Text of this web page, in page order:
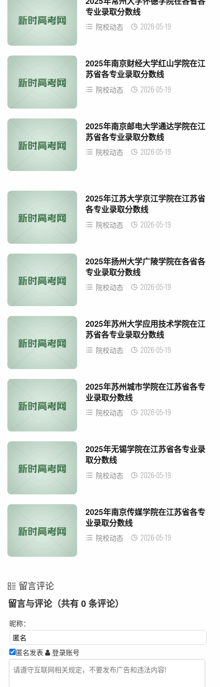
专业录取分数线
院校动态 2026-05-19
2025年南京财经大学红山学院在江
苏省各专业录取分数线
院校动态 2026-05-19
2025年南京邮电大学通达学院在江
苏省各专业录取分数线
院校动态 2026-05-19
2025年江苏大学京江学院在江苏省
各专业录取分数线
院校动态 2026-05-19
2025年扬州大学广陵学院在各省各
专业录取分数线
院校动态 2026-05-19
2025年苏州大学应用技术学院在江
苏省各专业录取分数线
院校动态 2026-05-19
2025年苏州城市学院在江苏省各专
业录取分数线
院校动态 2026-05-19
2025年无锡学院在江苏省各专业录
取分数线
院校动态 2026-05-19
2025年南京传媒学院在江苏省各专
业录取分数线
院校动态 2026-05-19
留言评论
留言与评论（共有 0 条评论）
昵称：
匿名发表 登录账号